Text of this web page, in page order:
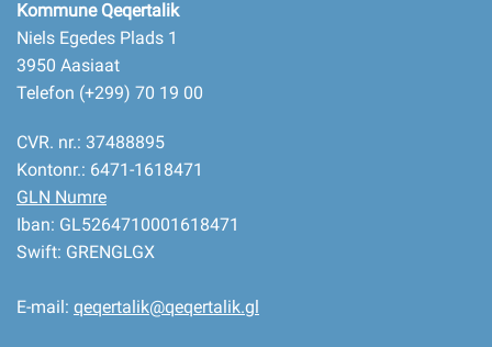
Kommune Qeqertalik
Niels Egedes Plads 1
3950 Aasiaat
Telefon (+299) 70 19 00
CVR. nr.: 37488895
Kontonr.: 6471-1618471
GLN Numre
Iban: GL5264710001618471
Swift: GRENGLGX
E-mail: qeqertalik@qeqertalik.gl